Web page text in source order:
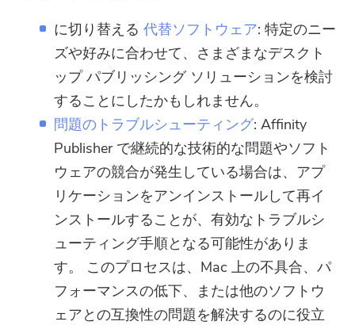
に切り替える代替ソフトウェア: 特定のニー
ズや好みに合わせて、さまざまなデスクト
ップ パブリッシング ソリューションを検討
することにしたかもしれません。
問題のトラブルシューティング: Affinity
Publisher で継続的な技術的な問題やソフト
ウェアの競合が発生している場合は、アプ
リケーションをアンインストールして再イ
ンストールすることが、有効なトラブルシ
ューティング手順となる可能性がありま
す。 このプロセスは、Mac 上の不具合、パ
フォーマンスの低下、または他のソフトウ
ェアとの互換性の問題を解決するのに役立